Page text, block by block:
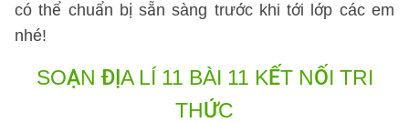
có thể chuẩn bị sẵn sàng trước khi tới lớp các em
nhé!
SOẠN ĐỊA LÍ 11 BÀI 11 KẾT NỐI TRI
THỨC